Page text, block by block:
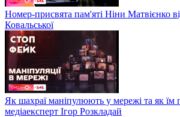
Номер-присвята пам'яті Ніни Матвієнко
Ковальської
Як шахраї маніпулюють у мережі та як їм
медіаексперт Ігор Розкладай